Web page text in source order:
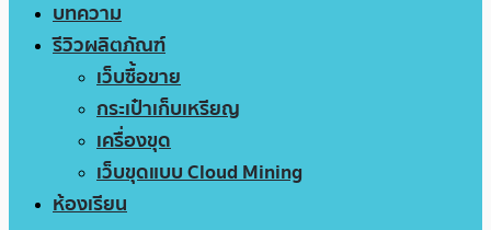
บทความ
รีวิวผลิตภัณฑ์
เว็บซื้อขาย
กระเป๋าเก็บเหรียญ
เครื่องขุด
เว็บขุดแบบ Cloud Mining
ห้องเรียน